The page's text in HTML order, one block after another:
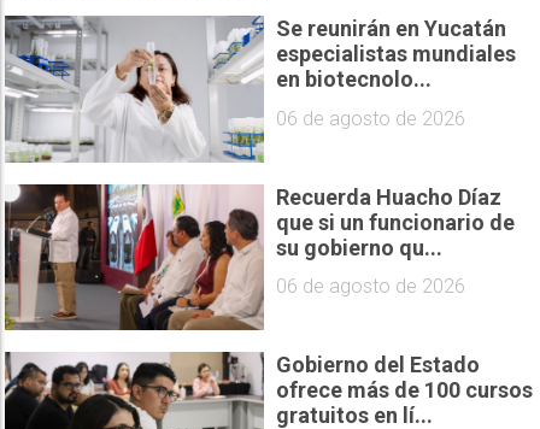
Se reunirán en Yucatán
especialistas mundiales
en biotecnolo...
06 de agosto de 2026
Recuerda Huacho Díaz
que si un funcionario de
su gobierno qu...
06 de agosto de 2026
Gobierno del Estado
ofrece más de 100 cursos
gratuitos en lí...